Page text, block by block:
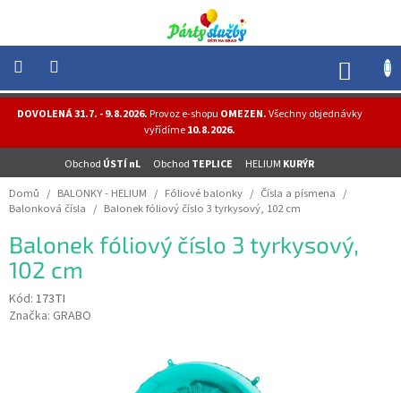
obsah
DOVOLENÁ 31.7. - 9.8.2026.Provoz e-shopu OMEZEN.Všechny objednávky
vyřídíme10.8.2026.
Obchod ÚSTÍ nL Obchod TEPLICE HELIUM KURÝR
NOVINKY
HELIUM
-
OSLAVY
MASKY
-
KOSTÝMY
Domů / BALONKY - HELIUM / Fóliové balonky / Čísla a písmena /
Balonková čísla / Balonek fóliový číslo 3 tyrkysový, 102 cm
Balonek fóliový číslo 3 tyrkysový,
102 cm
Kód: 173TI
Značka: GRABO